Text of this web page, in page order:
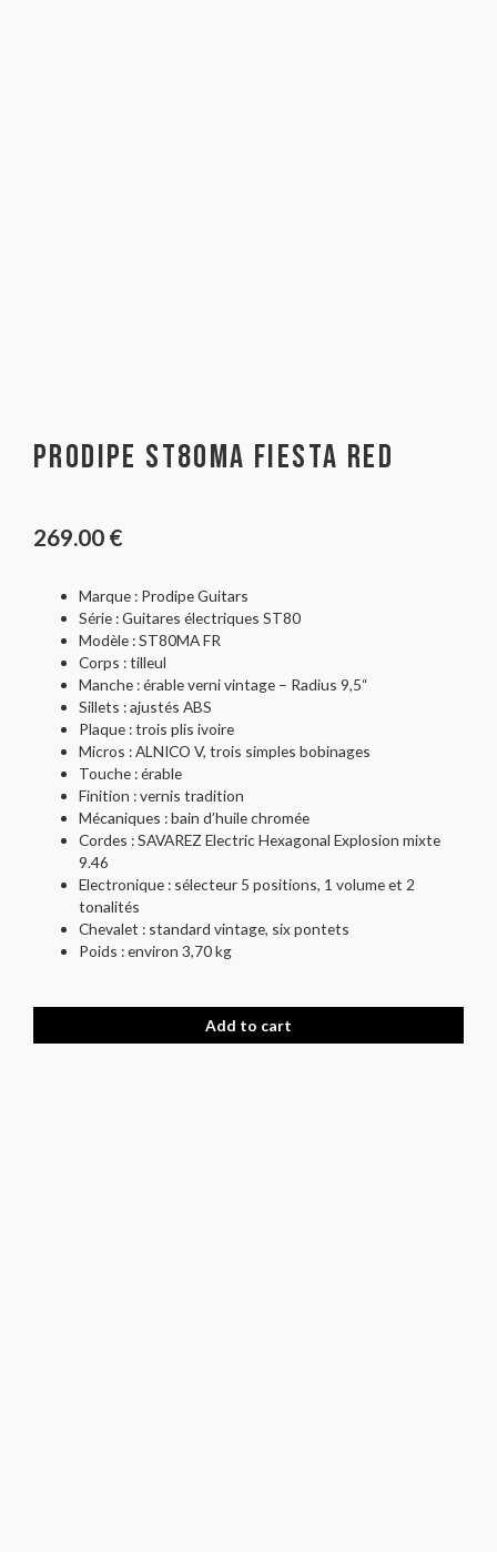
Prodipe ST80MA Fiesta Red
269.00 €
Marque : Prodipe Guitars
Série : Guitares électriques ST80
Modèle : ST80MA FR
Corps : tilleul
Manche : érable verni vintage – Radius 9,5“
Sillets : ajustés ABS
Plaque : trois plis ivoire
Micros : ALNICO V, trois simples bobinages
Touche : érable
Finition : vernis tradition
Mécaniques : bain d’huile chromée
Cordes : SAVAREZ Electric Hexagonal Explosion mixte
9.46
Electronique : sélecteur 5 positions, 1 volume et 2
tonalités
Chevalet : standard vintage, six pontets
Poids : environ 3,70 kg
Add to cart